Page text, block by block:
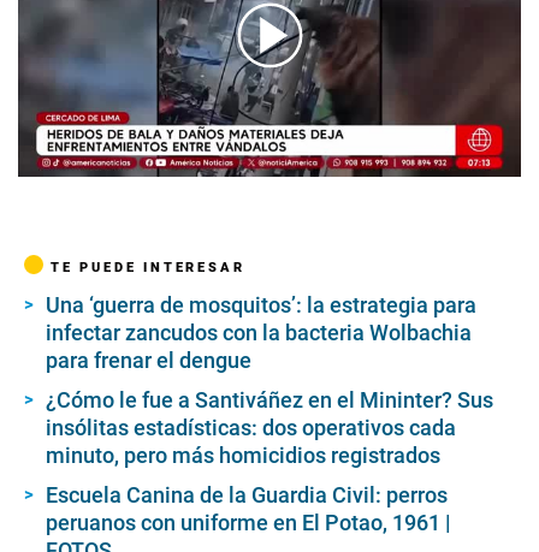
00:00/01:53
TE PUEDE INTERESAR
Una ‘guerra de mosquitos’: la estrategia para
infectar zancudos con la bacteria Wolbachia
para frenar el dengue
¿Cómo le fue a Santiváñez en el Mininter? Sus
insólitas estadísticas: dos operativos cada
minuto, pero más homicidios registrados
Escuela Canina de la Guardia Civil: perros
peruanos con uniforme en El Potao, 1961 |